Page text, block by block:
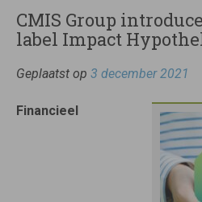
CMIS Group
label Impact
Geplaatst op 3 december 2021
Financieel